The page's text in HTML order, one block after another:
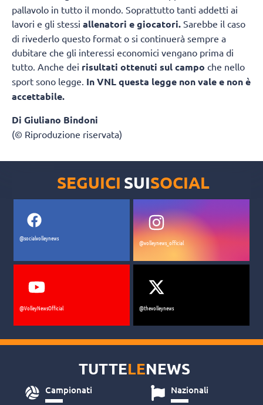
pallavolo in tutto il mondo. Soprattutto tanti addetti ai
lavori e gli stessi allenatori e giocatori. Sarebbe il caso
di rivederlo questo format o si continuerà sempre a
dubitare che gli interessi economici vengano prima di
tutto. Anche dei risultati ottenuti sul campo che nello
sport sono legge. In VNL questa legge non vale e non è
accettabile.
Di Giuliano Bindoni
(© Riproduzione riservata)
schiacciatrice senza provarla con Orro,
Egonu e Sylla?
Focus